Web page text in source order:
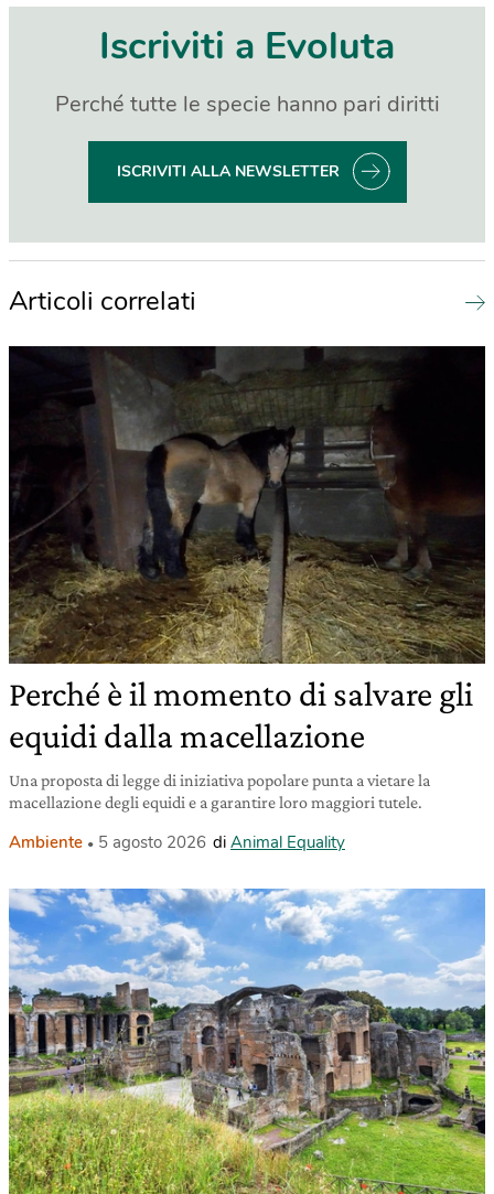
Iscriviti a Evoluta
Perché tutte le specie hanno pari diritti
ISCRIVITI ALLA NEWSLETTER
Articoli correlati
Perché è il momento di salvare gli
equidi dalla macellazione
Una proposta di legge di iniziativa popolare punta a vietare la
macellazione degli equidi e a garantire loro maggiori tutele.
Ambiente 5 agosto 2026 di Animal Equality